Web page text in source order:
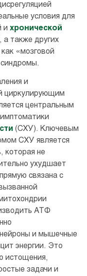
условия для
и хронической
а также других
«мозговой
и
циркулирующим
центральным
(СХУ). Ключевым
СХУ является
которая не
ухудшает
связана с
АТФ
нейроны и мышечные
энергии. Это
истощения,
задачи и